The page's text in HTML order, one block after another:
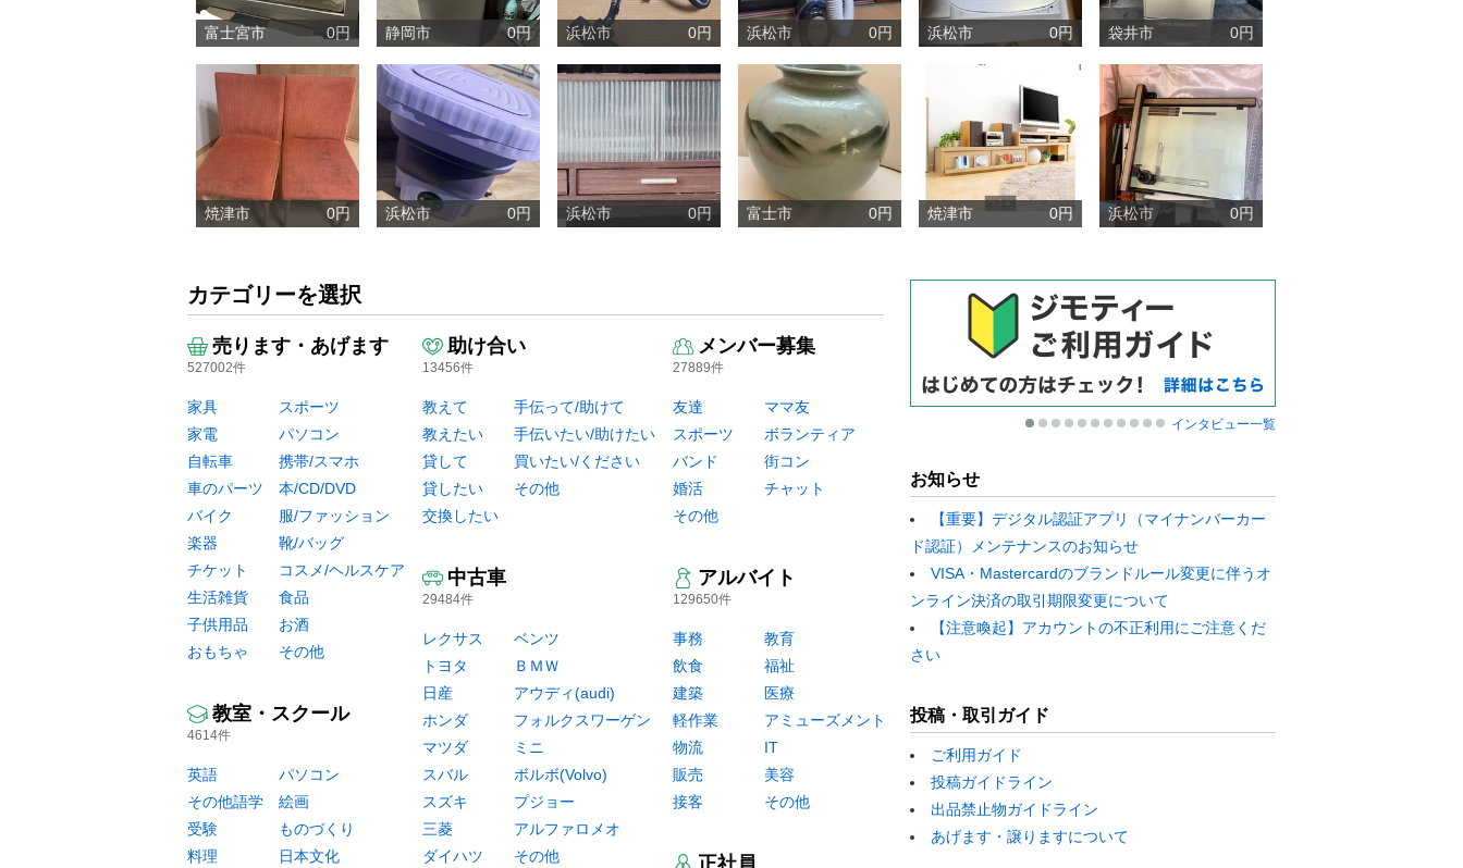
富士宮市 0円 静岡市 0円 浜松市 0円 浜松市 0円 浜松市 0円 袋井市 0円
焼津市 0円 浜松市 0円 浜松市 0円 富士市 0円 焼津市 0円 浜松市 0円
カテゴリーを選択
売ります・あげます
527002件
家具
家電
自転車
車のパーツ
バイク
楽器
チケット
生活雑貨
子供用品
おもちゃ
スポーツ
パソコン
携帯/スマホ
本/CD/DVD
服/ファッション
靴/バッグ
コスメ/ヘルスケア
食品
お酒
その他
教室・スクール
4614件
英語
その他語学
受験
料理
パソコン
絵画
ものづくり
日本文化
助け合い
13456件
教えて
教えたい
貸して
貸したい
交換したい
手伝って/助けて
手伝いたい/助けたい
買いたい/ください
その他
中古車
29484件
レクサス
トヨタ
日産
ホンダ
マツダ
スバル
スズキ
三菱
ダイハツ
ベンツ
ＢＭＷ
アウディ(audi)
フォルクスワーゲン
ミニ
ボルボ(Volvo)
プジョー
アルファロメオ
その他
メンバー募集
27889件
友達
スポーツ
バンド
婚活
その他
ママ友
ボランティア
街コン
チャット
アルバイト
129650件
事務
飲食
建築
軽作業
物流
販売
接客
教育
福祉
医療
アミューズメント
IT
美容
その他
正社員
インタビュー一覧
お知らせ
【重要】デジタル認証アプリ（マイナンバーカー
ド認証）メンテナンスのお知らせ
VISA・Mastercardのブランドルール変更に伴うオ
ンライン決済の取引期限変更について
【注意喚起】アカウントの不正利用にご注意くだ
さい
投稿・取引ガイド
ご利用ガイド
投稿ガイドライン
出品禁止物ガイドライン
あげます・譲りますについて